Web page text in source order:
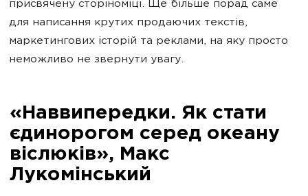
присвячену сторіноміці. Ще більше порад саме
для написання крутих продаючих текстів,
маркетингових історій та реклами, на яку просто
неможливо не звернути увагу.
«Наввипередки. Як стати
єдинорогом серед океану
віслюків», Макс
Лукомінський